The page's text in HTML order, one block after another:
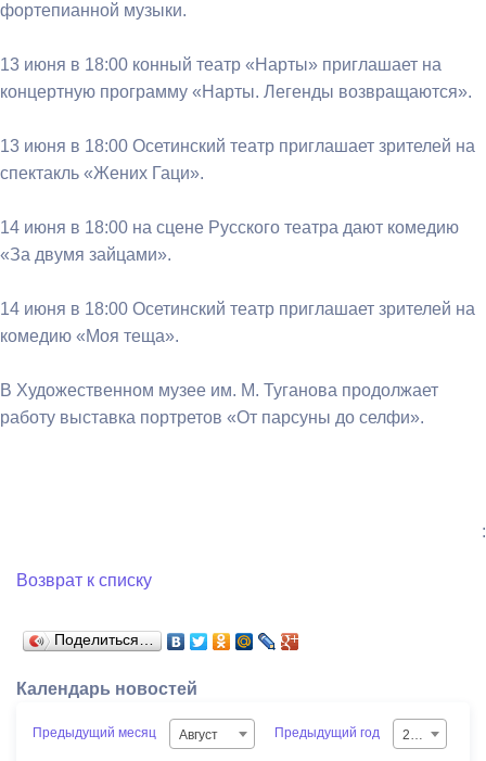
фортепианной музыки.
13 июня в 18:00 конный театр «Нарты» приглашает на
концертную программу «Нарты. Легенды возвращаются».
13 июня в 18:00 Осетинский театр приглашает зрителей на
спектакль «Жених Гаци».
14 июня в 18:00 на сцене Русского театра дают комедию
«За двумя зайцами».
14 июня в 18:00 Осетинский театр приглашает зрителей на
комедию «Моя теща».
В Художественном музее им. М. Туганова продолжает
работу выставка портретов «От парсуны до селфи».
:
Возврат к списку
Поделиться…
Календарь новостей
Предыдущий месяц Август Предыдущий год 2026